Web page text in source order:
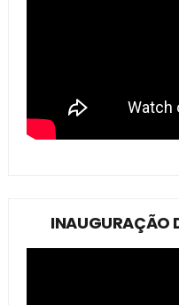
INAUGURAÇÃO